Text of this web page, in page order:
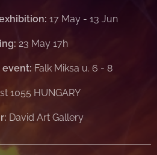
17 May - 13 Jun
23 May 17h
event: Falk Miksa u. 6 - 8
1055 HUNGARY
David Art Gallery